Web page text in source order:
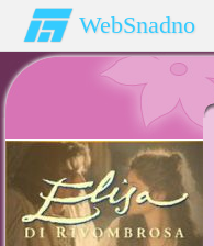
WebSnadno